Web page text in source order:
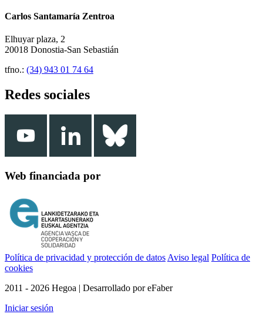
Carlos Santamaría Zentroa
Elhuyar plaza, 2
20018 Donostia-San Sebastián
tfno.: (34) 943 01 74 64
Redes sociales
Web financiada por
Política de privacidad y protección de datos Aviso legal Política de
cookies
2011 - 2026 Hegoa | Desarrollado por eFaber
Iniciar sesión